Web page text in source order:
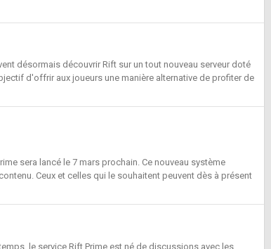
désormais découvrir Rift sur un tout nouveau serveur doté
d'offrir aux joueurs une manière alternative de profiter de
sera lancé le 7 mars prochain. Ce nouveau système
Ceux et celles qui le souhaitent peuvent dès à présent
le service Rift Prime est né de discussions avec les